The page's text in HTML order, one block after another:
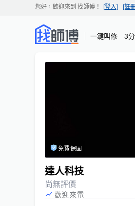
您好，歡迎來到 找師傅 ！ [登入] [註
一鍵叫修 3分
免費保固
達人科技
尚無評價
歡迎來電